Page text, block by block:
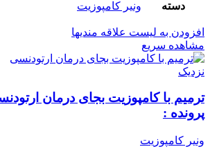
دسته ونیر کامپوزیت
افزودن به لیست علاقه مندیها
مشاهده سریع
نزدیک
ترمیم با کامپوزیت بجای درمان
پرونده :
ونیر کامپوزیت